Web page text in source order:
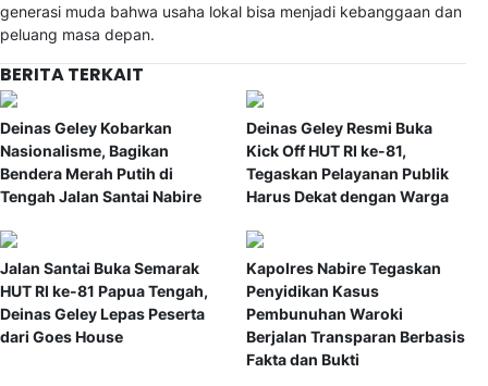
generasi muda bahwa usaha lokal bisa menjadi kebanggaan dan
peluang masa depan.
BERITA TERKAIT
Deinas Geley Kobarkan
Nasionalisme, Bagikan
Bendera Merah Putih di
Tengah Jalan Santai Nabire
Deinas Geley Resmi Buka
Kick Off HUT RI ke-81,
Tegaskan Pelayanan Publik
Harus Dekat dengan Warga
Jalan Santai Buka Semarak
HUT RI ke-81 Papua Tengah,
Deinas Geley Lepas Peserta
dari Goes House
Kapolres Nabire Tegaskan
Penyidikan Kasus
Pembunuhan Waroki
Berjalan Transparan Berbasis
Fakta dan Bukti